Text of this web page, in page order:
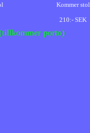
Kommer stol
210:- SEK
porto)